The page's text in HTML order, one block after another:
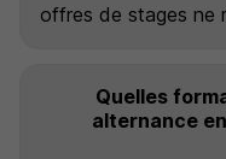
offres de stages ne
Quelles
alternance